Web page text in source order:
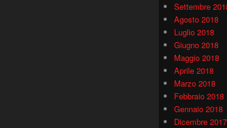
Settembre
Agosto 2018
Luglio 2018
Giugno 2018
Maggio 2018
Aprile 2018
Marzo 2018
Febbraio 2018
Gennaio 2018
Dicembre 2017